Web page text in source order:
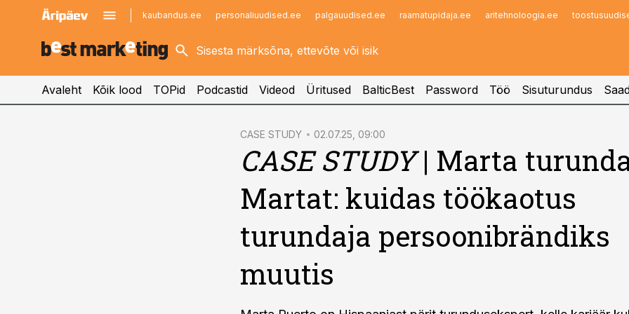
kaubandus.ee personaliuudised.ee palgauudised.ee raamatupidaja.ee aritehnoloogia.ee
kinnisvarauudised.ee
logistikauudised.ee
imelineajalugu.ee
Infopank
Avaleht Kõik lood TOPid Podcastid Videod Üritused BalticBest Password Töö Sisuturundus
CASE STUDY 02.07.25, 09:00
CASE STUDY| Marta
Martat: kuidas töökaotus
turundaja persoonibrändiks
muutis